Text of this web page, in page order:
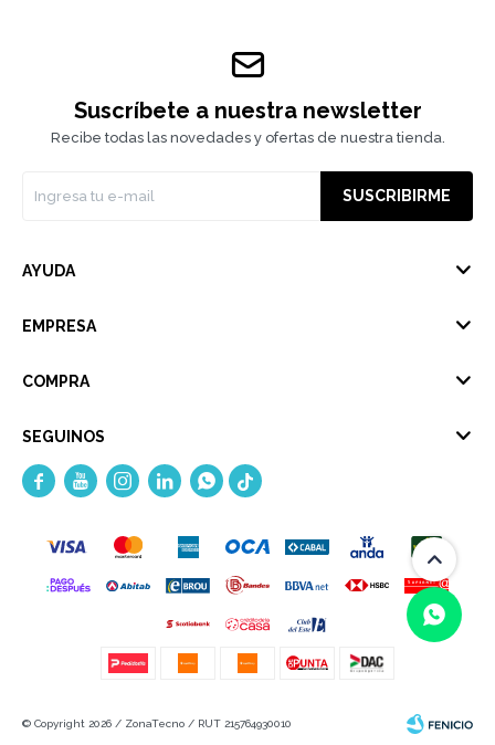
Suscríbete a nuestra newsletter
Recibe todas las novedades y ofertas de nuestra tienda.
SUSCRIBIRME
AYUDA
EMPRESA
COMPRA
SEGUINOS
    
© Copyright 2026 / ZonaTecno / RUT 215764930010